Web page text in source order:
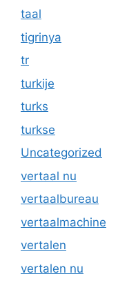
taal
tigrinya
tr
turkije
turks
turkse
Uncategorized
vertaal nu
vertaalbureau
vertaalmachine
vertalen
vertalen nu